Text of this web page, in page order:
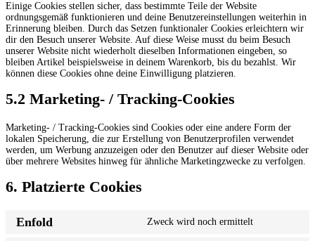
Einige Cookies stellen sicher, dass bestimmte Teile der Website
ordnungsgemäß funktionieren und deine Benutzereinstellungen weiterhin in
Erinnerung bleiben. Durch das Setzen funktionaler Cookies erleichtern wir
dir den Besuch unserer Website. Auf diese Weise musst du beim Besuch
unserer Website nicht wiederholt dieselben Informationen eingeben, so
bleiben Artikel beispielsweise in deinem Warenkorb, bis du bezahlst. Wir
können diese Cookies ohne deine Einwilligung platzieren.
5.2 Marketing- / Tracking-Cookies
Marketing- / Tracking-Cookies sind Cookies oder eine andere Form der
lokalen Speicherung, die zur Erstellung von Benutzerprofilen verwendet
werden, um Werbung anzuzeigen oder den Benutzer auf dieser Website oder
über mehrere Websites hinweg für ähnliche Marketingzwecke zu verfolgen.
6. Platzierte Cookies
Enfold Zweck wird noch ermittelt